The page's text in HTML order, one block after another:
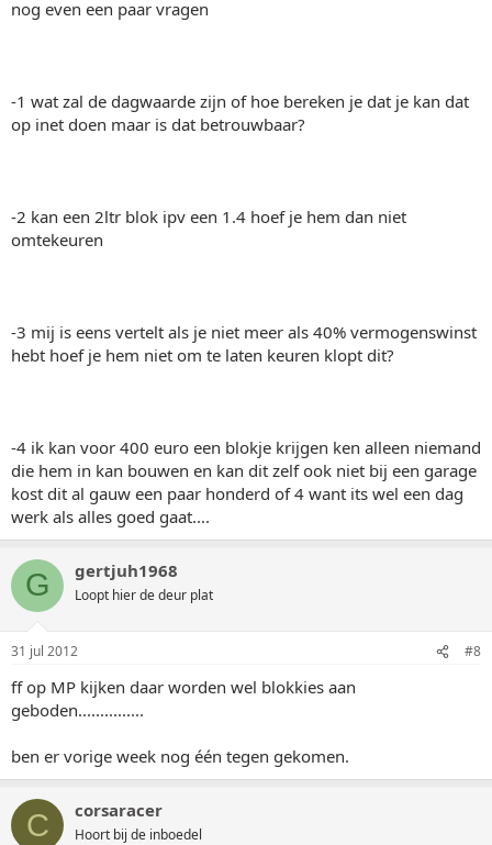
nog even een paar vragen
-1 wat zal de dagwaarde zijn of hoe bereken je dat je kan dat
op inet doen maar is dat betrouwbaar?
-2 kan een 2ltr blok ipv een 1.4 hoef je hem dan niet
omtekeuren
-3 mij is eens vertelt als je niet meer als 40% vermogenswinst
hebt hoef je hem niet om te laten keuren klopt dit?
-4 ik kan voor 400 euro een blokje krijgen ken alleen niemand
die hem in kan bouwen en kan dit zelf ook niet bij een garage
kost dit al gauw een paar honderd of 4 want its wel een dag
werk als alles goed gaat....
G gertjuh1968
Loopt hier de deur plat
31 jul 2012 #8
ff op MP kijken daar worden wel blokkies aan
geboden...............
ben er vorige week nog één tegen gekomen.
C corsaracer
Hoort bij de inboedel